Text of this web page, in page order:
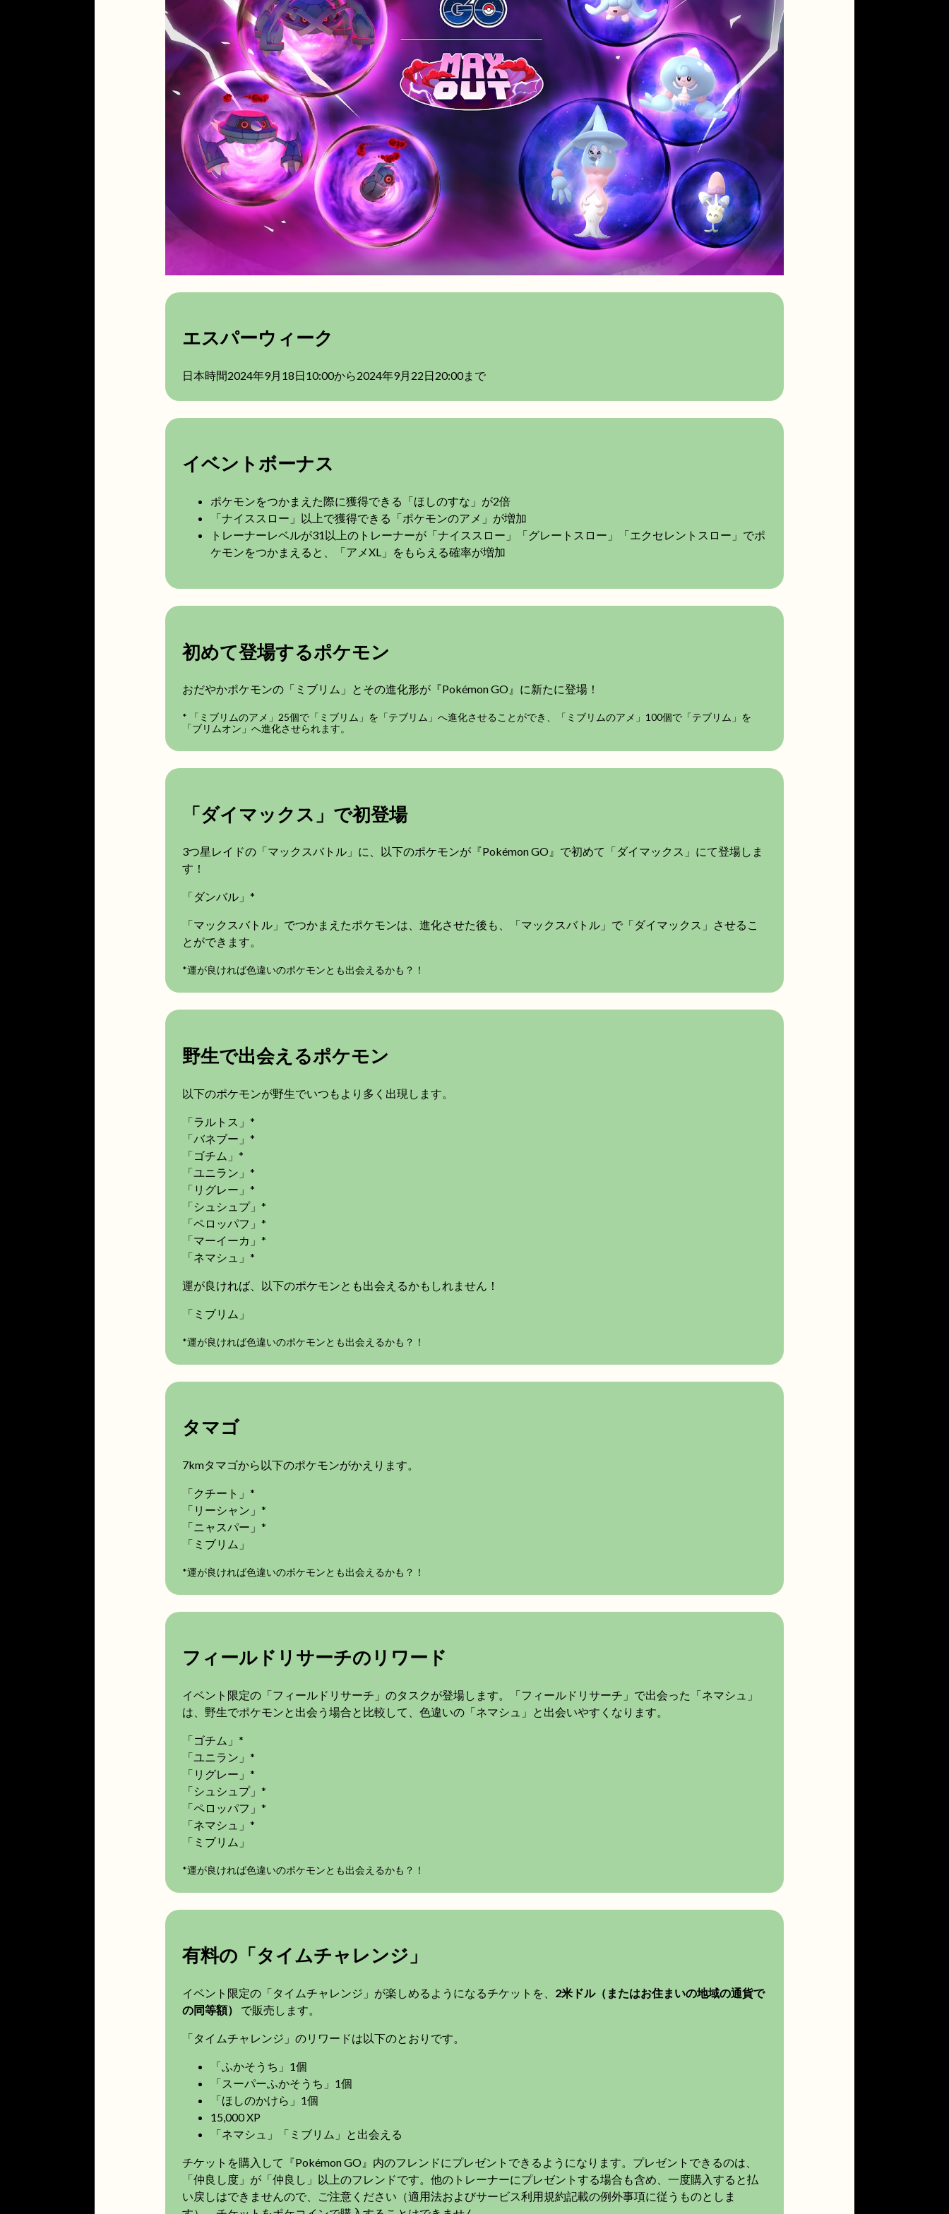
エスパーウィーク
日本時間2024年9月18日10:00から2024年9月22日20:00まで
イベントボーナス
ポケモンをつかまえた際に獲得できる「ほしのすな」が2倍
「ナイススロー」以上で獲得できる「ポケモンのアメ」が増加
トレーナーレベルが31以上のトレーナーが「ナイススロー」「グレートスロー」「エクセレントスロー」でポ
ケモンをつかまえると、「アメXL」をもらえる確率が増加
初めて登場するポケモン
おだやかポケモンの「ミブリム」とその進化形が『Pokémon GO』に新たに登場！
* 「ミブリムのアメ」25個で「ミブリム」を「テブリム」へ進化させることができ、「ミブリムのアメ」100個で「テブリム」を
「ブリムオン」へ進化させられます。
「ダイマックス」で初登場
3つ星レイドの「マックスバトル」に、以下のポケモンが『Pokémon GO』で初めて「ダイマックス」にて登場しま
す！
「ダンバル」*
「マックスバトル」でつかまえたポケモンは、進化させた後も、「マックスバトル」で「ダイマックス」させるこ
とができます。
*運が良ければ色違いのポケモンとも出会えるかも？！
野生で出会えるポケモン
以下のポケモンが野生でいつもより多く出現します。
「ラルトス」*
「バネブー」*
「ゴチム」*
「ユニラン」*
「リグレー」*
「シュシュプ」*
「ペロッパフ」*
「マーイーカ」*
「ネマシュ」*
運が良ければ、以下のポケモンとも出会えるかもしれません！
「ミブリム」
*運が良ければ色違いのポケモンとも出会えるかも？！
タマゴ
7kmタマゴから以下のポケモンがかえります。
「クチート」*
「リーシャン」*
「ニャスパー」*
「ミブリム」
*運が良ければ色違いのポケモンとも出会えるかも？！
フィールドリサーチのリワード
イベント限定の「フィールドリサーチ」のタスクが登場します。「フィールドリサーチ」で出会った「ネマシュ」
は、野生でポケモンと出会う場合と比較して、色違いの「ネマシュ」と出会いやすくなります。
「ゴチム」*
「ユニラン」*
「リグレー」*
「シュシュプ」*
「ペロッパフ」*
「ネマシュ」*
「ミブリム」
*運が良ければ色違いのポケモンとも出会えるかも？！
有料の「タイムチャレンジ」
イベント限定の「タイムチャレンジ」が楽しめるようになるチケットを、 2米ドル（またはお住まいの地域の通貨で
の同等額）
で販売します。
「タイムチャレンジ」のリワードは以下のとおりです。
「ふかそうち」1個
「スーパーふかそうち」1個
「ほしのかけら」1個
15,000 XP
「ネマシュ」「ミブリム」と出会える
チケットを購入して『Pokémon GO』内のフレンドにプレゼントできるようになります。プレゼントできるのは、
「仲良し度」が「仲良し」以上のフレンドです。他のトレーナーにプレゼントする場合も含め、一度購入すると払
い戻しはできませんので、ご注意ください（適用法およびサービス利用規約記載の例外事項に従うものとしま